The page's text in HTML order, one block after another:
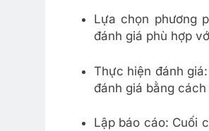
Lựa chọn phương
đánh giá phù hợp
Thực hiện đánh
đánh giá bằng
Lập báo cáo: Cuối